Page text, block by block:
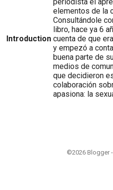
Introduction
elementos de la
Consultándole
libro, hace ya 6
cuenta de que
y empezó a
buena parte de
medios de
que decidieron
colaboración
apasiona: la
©2026 Blogger -